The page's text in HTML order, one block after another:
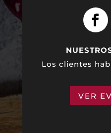
Los clientes
VER